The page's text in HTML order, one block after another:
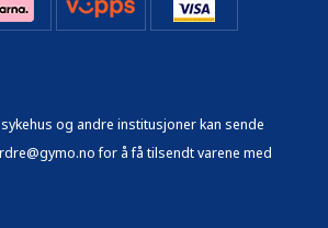
og andre institusjoner kan sende
for å få tilsendt varene med